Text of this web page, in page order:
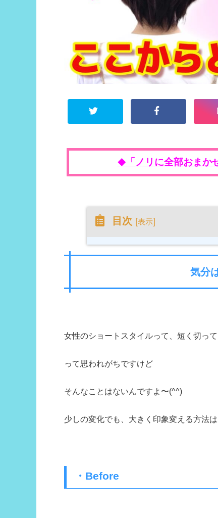
◆「ノリに全部おまか
目次 [表示]
気分
女性のショートスタイルって、短く切っ
って思われがちですけど
そんなことはないんですよ〜(^^)
少しの変化でも、大きく印象変える方法
・Before